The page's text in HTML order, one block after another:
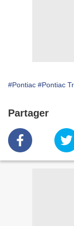
#Pontiac #Pontiac
Partager